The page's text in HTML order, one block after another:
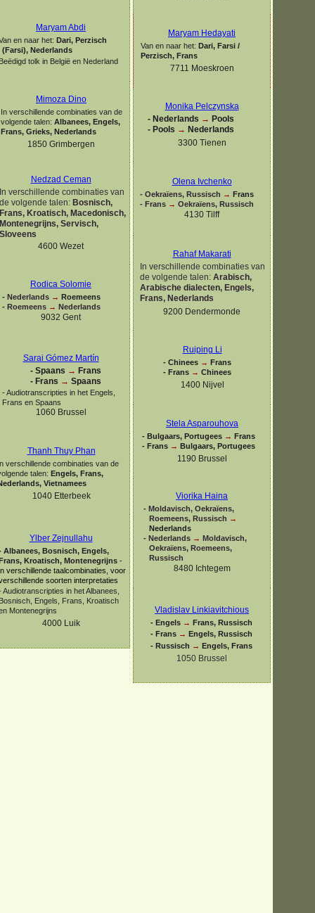
Maryam Abdi
en naar het: Dari, Perzisch
(Farsi), Nederlands
tolk in België en Nederland
Mimoza Dino
In verschillende combinaties van de
volgende talen: Albanees, Engels,
Frans, Grieks, Nederlands
1850 Grimbergen
Nedzad Ceman
In verschillende combinaties van
de volgende talen: Bosnisch,
Frans, Kroatisch, Macedonisch,
Montenegrijns, Servisch,
Sloveens
4600 Wezet
Rodica Solomie
- Nederlands → Roemeens
- Roemeens → Nederlands
9032 Gent
Sarai Gómez Martín
- Spaans → Frans
- Frans → Spaans
-Audiotranscripties in het Engels,
Frans en Spaans
1060 Brussel
Thanh Thuy Phan
verschillende combinaties van de
talen: Engels, Frans,
Vietnamees
1040 Etterbeek
Ylber Zejnullahu
Albanees, Bosnisch, Engels,
Kroatisch, Montenegrijns -
verschillende taalcombinaties, voor
soorten interpretaties
Audiotranscripties in het Albanees,
Engels, Frans, Kroatisch
Montenegrijns
4000 Luik
Maryam Hedayati
Van en naar het: Dari, Farsi /
Perzisch, Frans
7711 Moeskroen
Monika Pelczynska
- Nederlands → Pools
- Pools → Nederlands
3300 Tienen
Olena Ivchenko
- Oekraïens, Russisch → Frans
- Frans → Oekraïens, Russisch
4130 Tilff
Rahaf Makarati
In verschillende combinaties van
de volgende talen: Arabisch,
Arabische dialecten, Engels,
Frans, Nederlands
9200 Dendermonde
Ruiping Li
- Chinees → Frans
- Frans → Chinees
1400 Nijvel
Stela Asparouhova
- Bulgaars, Portugees → Frans
- Frans → Bulgaars, Portugees
1190 Brussel
Viorika Haina
- Moldavisch, Oekraïens,
Roemeens, Russisch →
Nederlands
- Nederlands → Moldavisch,
Oekraïens, Roemeens,
Russisch
8480 Ichtegem
Vladislav Linkiavitchious
- Engels → Frans, Russisch
- Frans → Engels, Russisch
- Russisch → Engels, Frans
1050 Brussel